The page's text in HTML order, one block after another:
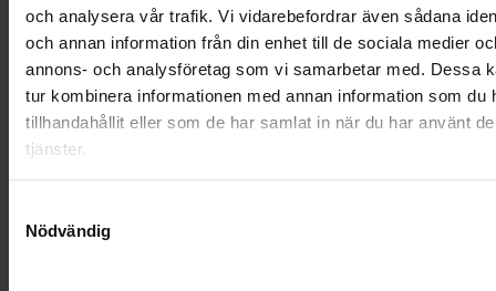
och analysera vår trafik. Vi vidarebefordrar även sådana
och annan information från din enhet till de sociala medier
annons- och analysföretag som vi samarbetar med. Dessa
tur kombinera informationen med annan information som du
tillhandahållit eller som de har samlat in när du har använt
tjänster.
Nödvändig
RENHÅLLNING
SOCIALT ANSVAR